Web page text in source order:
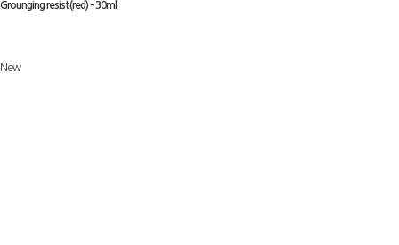
Grounging resist(red) - 30ml
New